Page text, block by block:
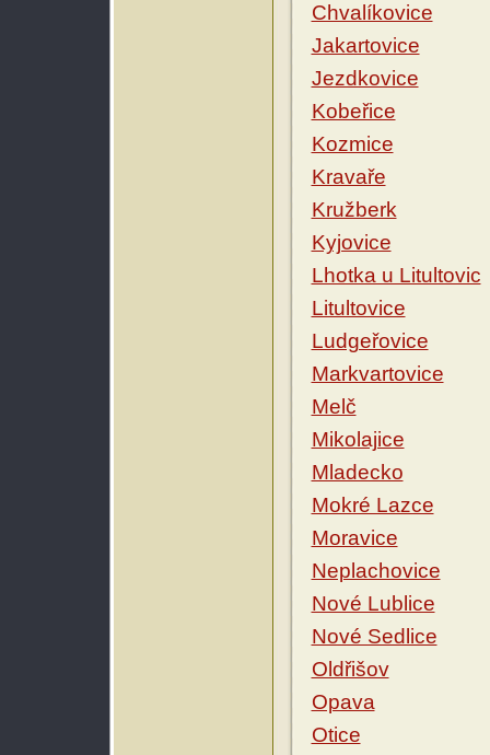
Chvalíkovice
Jakartovice
Jezdkovice
Kobeřice
Kozmice
Kravaře
Kružberk
Kyjovice
Lhotka u Litultovic
Litultovice
Ludgeřovice
Markvartovice
Melč
Mikolajice
Mladecko
Mokré Lazce
Moravice
Neplachovice
Nové Lublice
Nové Sedlice
Oldřišov
Opava
Otice